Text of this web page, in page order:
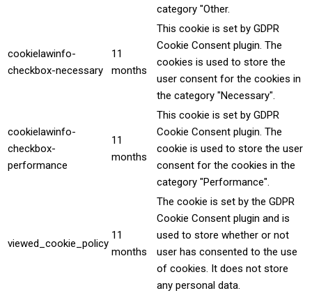
category "Other.
cookielawinfo-
checkbox-necessary
11
months
This cookie is set by GDPR
Cookie Consent plugin. The
cookies is used to store the
user consent for the cookies in
the category "Necessary".
cookielawinfo-
checkbox-
performance
11
months
This cookie is set by GDPR
Cookie Consent plugin. The
cookie is used to store the user
consent for the cookies in the
category "Performance".
viewed_cookie_policy
11
months
The cookie is set by the GDPR
Cookie Consent plugin and is
used to store whether or not
user has consented to the use
of cookies. It does not store
any personal data.